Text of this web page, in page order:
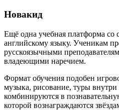
Новакид
Ещё одна учебная платформа со
английскому языку. Ученикам
русскоязычными
владеющими наречием.
Формат обучения подобен
музыка, рисование, туры
комбинируются в
которой вознаграждаются